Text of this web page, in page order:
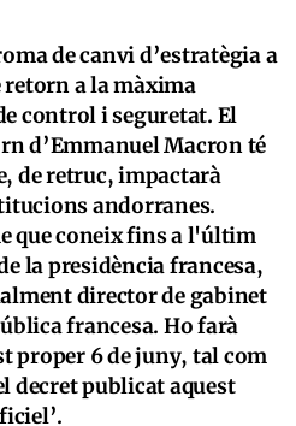
de canvi d’estratègia a
retorn a la màxima
control i seguretat. El
d’Emmanuel Macron té
de retruc, impactarà
andorranes.
que coneix fins a l'últim
la presidència francesa,
director de gabinet
francesa. Ho farà
proper 6 de juny, tal com
decret publicat aquest
’.